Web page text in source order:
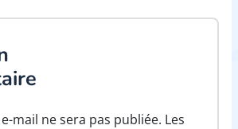
mail ne sera pas publiée. Les